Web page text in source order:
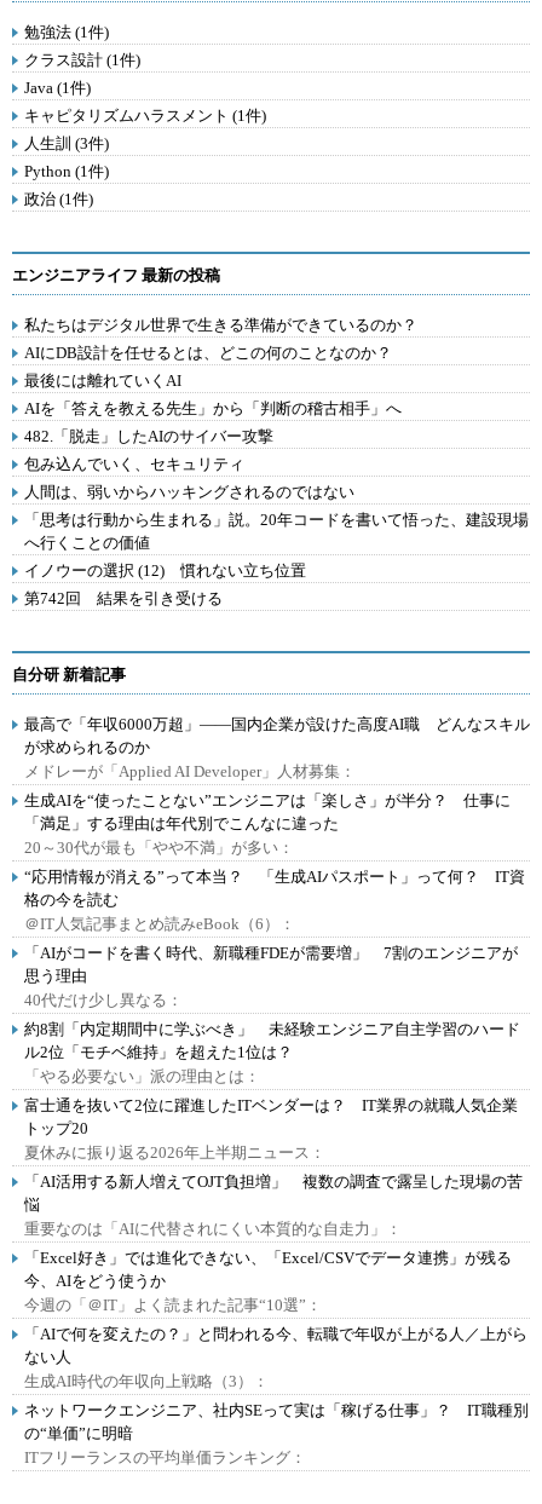
勉強法 (1件)
クラス設計 (1件)
Java (1件)
キャピタリズムハラスメント (1件)
人生訓 (3件)
Python (1件)
政治 (1件)
エンジニアライフ 最新の投稿
私たちはデジタル世界で生きる準備ができているのか？
AIにDB設計を任せるとは、どこの何のことなのか？
最後には離れていくAI
AIを「答えを教える先生」から「判断の稽古相手」へ
482.「脱走」したAIのサイバー攻撃
包み込んでいく、セキュリティ
人間は、弱いからハッキングされるのではない
「思考は行動から生まれる」説。20年コードを書いて悟った、建設現場
へ行くことの価値
イノウーの選択 (12) 慣れない立ち位置
第742回 結果を引き受ける
自分研 新着記事
最高で「年収6000万超」――国内企業が設けた高度AI職 どんなスキル
が求められるのか
メドレーが「Applied AI Developer」人材募集：
生成AIを“使ったことない”エンジニアは「楽しさ」が半分？ 仕事に
「満足」する理由は年代別でこんなに違った
20～30代が最も「やや不満」が多い：
“応用情報が消える”って本当？ 「生成AIパスポート」って何？ IT資
格の今を読む
＠IT人気記事まとめ読みeBook（6）：
「AIがコードを書く時代、新職種FDEが需要増」 7割のエンジニアが
思う理由
40代だけ少し異なる：
約8割「内定期間中に学ぶべき」 未経験エンジニア自主学習のハード
ル2位「モチベ維持」を超えた1位は？
「やる必要ない」派の理由とは：
富士通を抜いて2位に躍進したITベンダーは？ IT業界の就職人気企業
トップ20
夏休みに振り返る2026年上半期ニュース：
「AI活用する新人増えてOJT負担増」 複数の調査で露呈した現場の苦
悩
重要なのは「AIに代替されにくい本質的な自走力」：
「Excel好き」では進化できない、「Excel/CSVでデータ連携」が残る
今、AIをどう使うか
今週の「＠IT」よく読まれた記事“10選”：
「AIで何を変えたの？」と問われる今、転職で年収が上がる人／上がら
ない人
生成AI時代の年収向上戦略（3）：
ネットワークエンジニア、社内SEって実は「稼げる仕事」？ IT職種別
の“単価”に明暗
ITフリーランスの平均単価ランキング：